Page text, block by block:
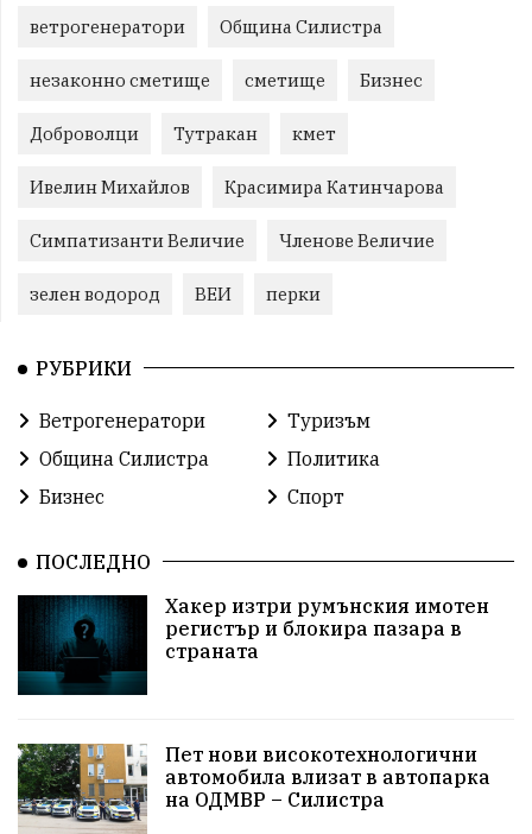
ветрогенератори Община Силистра
незаконно сметище сметище Бизнес
Доброволци Тутракан кмет
Ивелин Михайлов Красимира Катинчарова
Симпатизанти Величие Членове Величие
зелен водород ВЕИ перки
РУБРИКИ
Ветрогенератори
Туризъм
Община Силистра
Политика
Бизнес
Спорт
ПОСЛЕДНО
Хакер изтри румънския имотен
регистър и блокира пазара в
страната
Пет нови високотехнологични
автомобила влизат в автопарка
на ОДМВР – Силистра